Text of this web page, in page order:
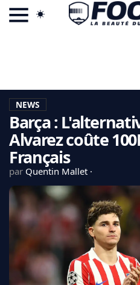
LA CHARTE
VIE PRIVÉE
CGU
CONTACTEZ-NOUS
MERCATO
CDM 2026
EDF
LIGUE 1
REAL MADRID
NEWS
Barça :
Alvarez coûte
Français
par Quentin Mallet